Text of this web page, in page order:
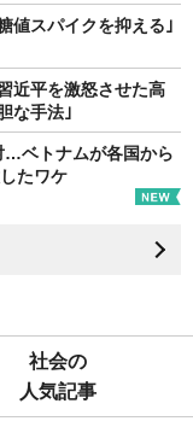
値スパイクを抑える｣
近平を激怒させた高
な手法｣
…ベトナムが各国から
たワケ
社会の
人気記事